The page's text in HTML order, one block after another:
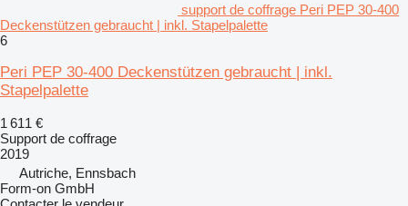
support de coffrage Peri PEP 30-400
Deckenstützen gebraucht | inkl. Stapelpalette
6
Peri PEP 30-400 Deckenstützen gebraucht | inkl.
Stapelpalette
1 611 €
Support de coffrage
2019
Autriche, Ennsbach
Form-on GmbH